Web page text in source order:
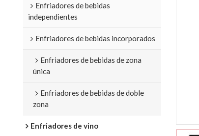
Enfriadores de bebidas
independientes
Enfriadores de bebidas incorporados
Enfriadores de bebidas de zona
única
Enfriadores de bebidas de doble
zona
Enfriadores de vino